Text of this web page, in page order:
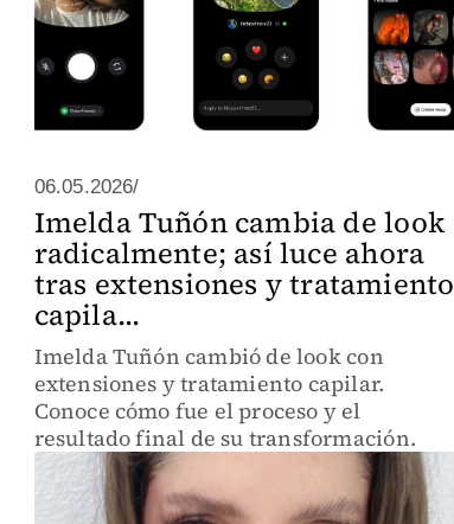
06.05.2026/
Imelda Tuñón cambia de look
radicalmente; así luce ahora
tras extensiones y tratamiento
capila...
Imelda Tuñón cambió de look con
extensiones y tratamiento capilar.
Conoce cómo fue el proceso y el
resultado final de su transformación.